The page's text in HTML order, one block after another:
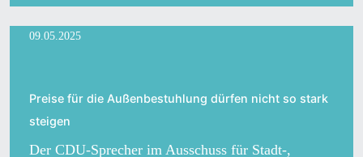
09.05.2025
Preise für die Außenbestuhlung dürfen nicht so stark
steigen
Der CDU-Sprecher im Ausschuss für Stadt-,